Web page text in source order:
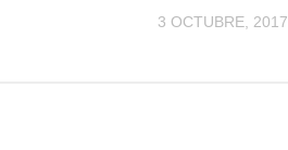
3 OCTUBRE, 2017